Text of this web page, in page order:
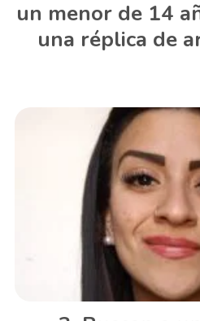
un menor de 14
una réplica de